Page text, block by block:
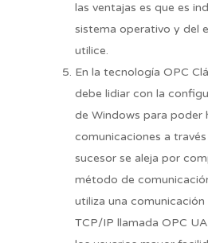
las ventajas es que es
sistema operativo y del
utilice.
En la tecnología OPC
debe lidiar con la
de Windows para poder
comunicaciones a través
sucesor se aleja por
método de
utiliza una
TCP/IP llamada OPC